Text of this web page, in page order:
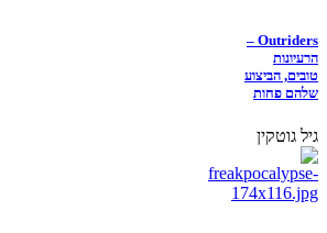
Outriders –
הרעיונות
טובים, הביצוע
שלהם פחות
גיל גוטקין